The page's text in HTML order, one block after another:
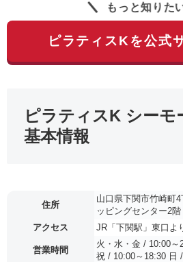
もっと知りた
ピラティスKを公式
ピラティスK シーモ
基本情報
住所
山口県下関市竹崎町
ッピングセンター2階
アクセス
JR「下関駅」東口よ
営業時間
火・水・金 / 10:00～
祝 / 10:00～18:30 日